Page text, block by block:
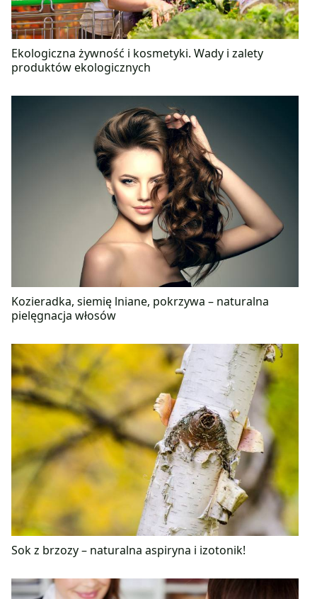
Ekologiczna żywność i kosmetyki. Wady i zalety
produktów ekologicznych
Kozieradka, siemię lniane, pokrzywa – naturalna
pielęgnacja włosów
Sok z brzozy – naturalna aspiryna i izotonik!